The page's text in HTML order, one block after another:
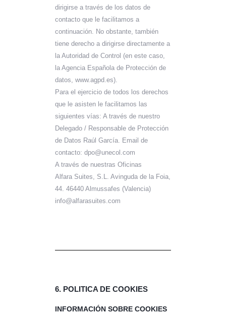
dirigirse a través de los datos de
contacto que le facilitamos a
continuación. No obstante, también
tiene derecho a dirigirse directamente a
la Autoridad de Control (en este caso,
la Agencia Española de Protección de
datos, www.agpd.es).
Para el ejercicio de todos los derechos
que le asisten le facilitamos las
siguientes vías: A través de nuestro
Delegado / Responsable de Protección
de Datos Raúl García. Email de
contacto: dpo@unecol.com
A través de nuestras Oficinas
Alfara Suites, S.L. Avinguda de la Foia,
44. 46440 Almussafes (Valencia)
info@alfarasuites.com​
6. POLITICA DE COOKIES
INFORMACIÓN SOBRE COOKIES